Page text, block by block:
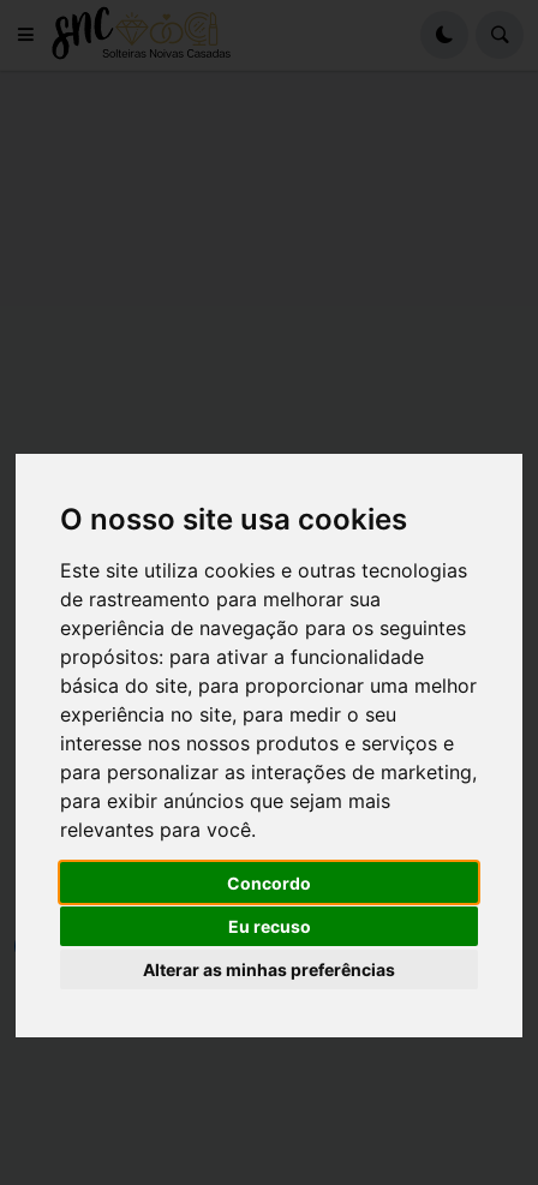
O nosso site usa cookies
Este site utiliza cookies e outras tecnologias
de rastreamento para melhorar sua
experiência de navegação para os seguintes
propósitos: para ativar a funcionalidade
básica do site, para proporcionar uma melhor
experiência no site, para medir o seu
interesse nos nossos produtos e serviços e
para personalizar as interações de marketing,
para exibir anúncios que sejam mais
relevantes para você.
Concordo
Eu recuso
Alterar as minhas preferências
Página inicial Skincare
Saiba qual é a diferença
entre tônico facial, água
micelar, água termal e
demaquilante
por Luh Dantas • 30 abril • 5 min leitura